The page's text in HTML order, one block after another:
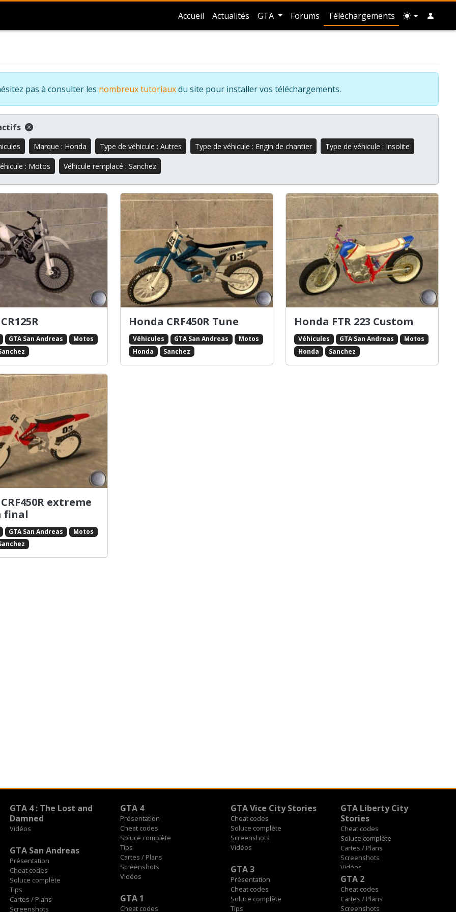
Accueil Actualités GTA Forums Téléchargements
pas à consulter les nombreux tutoriauxdu site pour installer vos téléchargements.
Marque : Honda Type de véhicule : Autres Type de véhicule : Engin de chantier Type de véhicule : Insolite
: Motos Véhicule remplacé : Sanchez
GTA San Andreas
Motos
Honda CRF450R Tune
Véhicules GTA San Andreas
Motos
Honda
Sanchez
Honda FTR 223 Custom
Véhicules GTA San Andreas
Motos
Honda
Sanchez
extreme
final
GTA San Andreas
Motos
GTA 4 : The Lost and
Damned
Vidéos
GTA 4
Présentation
Cheat codes
Soluce complète
Tips
Cartes / Plans
Screenshots
Vidéos
GTA Vice City Stories
Cheat codes
Soluce complète
Screenshots
Vidéos
GTA Liberty City
Stories
Cheat codes
Soluce complète
Cartes / Plans
Screenshots
Vidéos
GTA San Andreas
Présentation
Cheat codes
Soluce complète
Tips
Cartes / Plans
Screenshots
GTA 3
Présentation
Cheat codes
Soluce complète
Tips
GTA 2
Cheat codes
Cartes / Plans
Screenshots
GTA 1
Cheat codes